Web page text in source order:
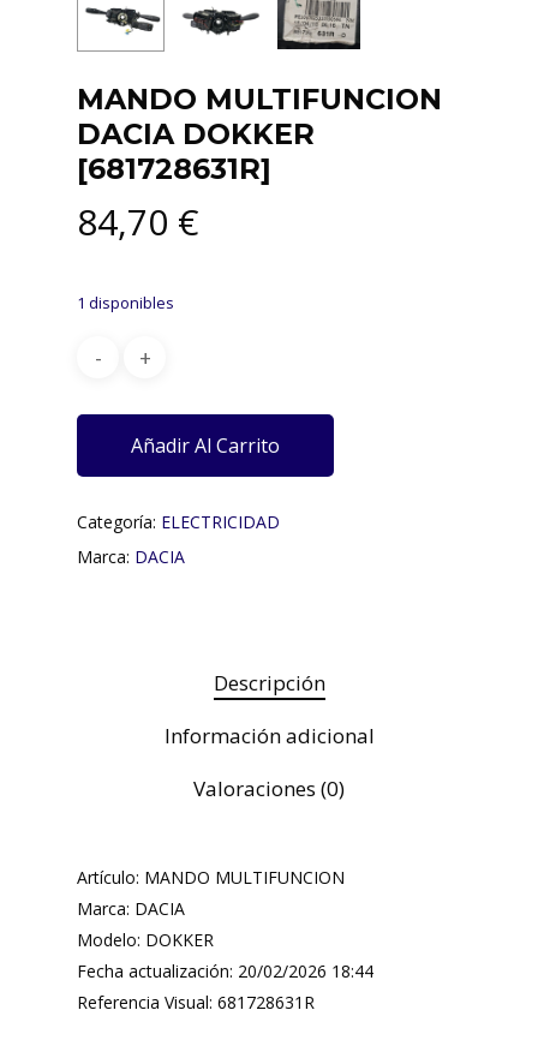
MANDO MULTIFUNCION
DACIA DOKKER
[681728631R]
84,70 €
1 disponibles
Añadir Al Carrito
Categoría: ELECTRICIDAD
Marca: DACIA
Descripción
Información adicional
Valoraciones (0)
Artículo: MANDO MULTIFUNCION
Marca: DACIA
Modelo: DOKKER
Fecha actualización: 20/02/2026 18:44
Referencia Visual: 681728631R